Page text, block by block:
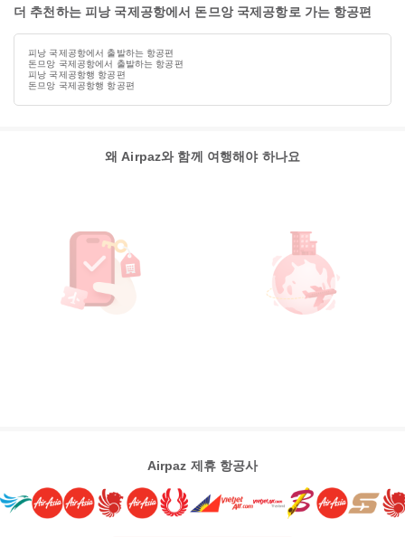
더 추천하는 피낭 국제공항에서 돈므앙 국제공항로 가는 항공편
피낭 국제공항에서 출발하는 항공편
돈므앙 국제공항에서 출발하는 항공편
피낭 국제공항행 항공편
돈므앙 국제공항행 항공편
왜 Airpaz와 함께 여행해야 하나요
Airpaz 제휴 항공사